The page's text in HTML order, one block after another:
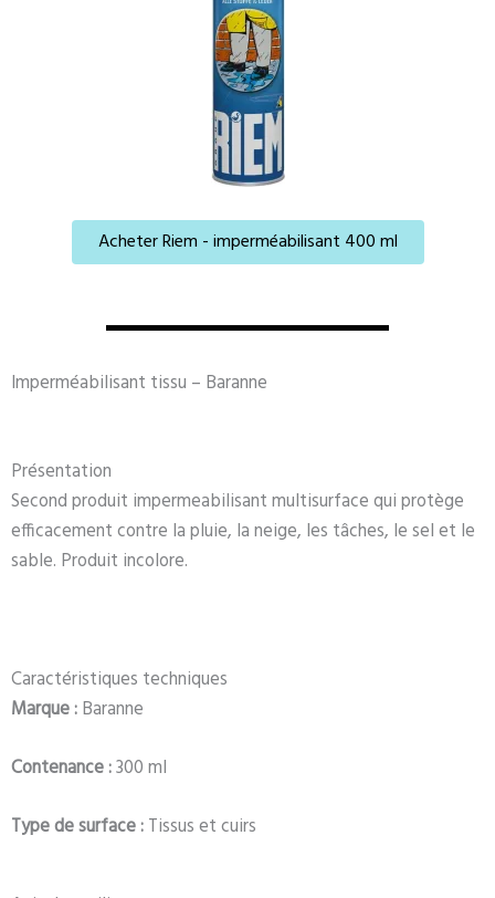
Acheter Riem - imperméabilisant 400 ml
Imperméabilisant tissu – Baranne
Présentation
Second produit impermeabilisant multisurface qui protège
efficacement contre la pluie, la neige, les tâches, le sel et le
sable. Produit incolore.
Caractéristiques techniques
Marque :Baranne
Contenance :300 ml
Type de surface :Tissus et cuirs